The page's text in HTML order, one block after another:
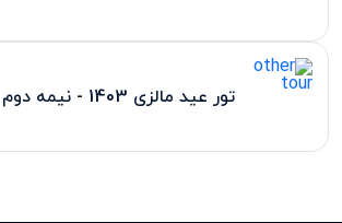
تور عید مالزی 1403 - نیمه دوم